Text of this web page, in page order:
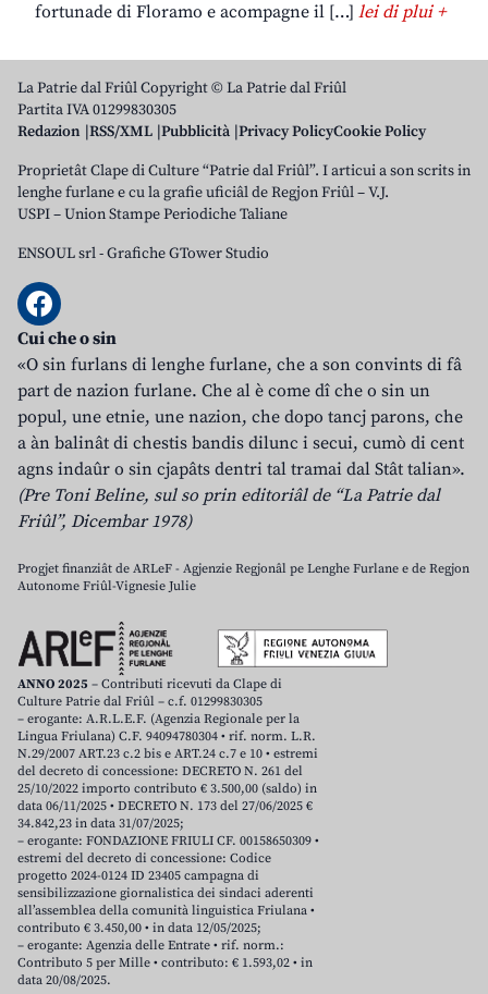
fortunade di Floramo e acompagne il […] lei di plui +
La Patrie dal Friûl Copyright © La Patrie dal Friûl
Partita IVA 01299830305
Redazion RSS/XML Pubblicità Privacy PolicyCookie Policy
Proprietât Clape di Culture “Patrie dal Friûl”. I articui a son scrits in
lenghe furlane e cu la grafie uficiâl de Regjon Friûl – V.J.
USPI – Union Stampe Periodiche Taliane
ENSOUL srl-Grafiche GTower Studio
Cui che o sin
«O sin furlans di lenghe furlane, che a son convints di fâ
part de nazion furlane. Che al è come dî che o sin un
popul, une etnie, une nazion, che dopo tancj parons, che
a àn balinât di chestis bandis dilunc i secui, cumò di cent
agns indaûr o sin cjapâts dentri tal tramai dal Stât talian».
(Pre Toni Beline, sul so prin editoriâl de “La Patrie dal
Friûl”, Dicembar 1978)
Progjet finanziât de ARLeF - Agjenzie Regjonâl pe Lenghe Furlane e de Regjon
Autonome Friûl-Vignesie Julie
ANNO 2025 – Contributi ricevuti da Clape di
Culture Patrie dal Friûl – c.f. 01299830305
– erogante: A.R.L.E.F. (Agenzia Regionale per la
Lingua Friulana) C.F. 94094780304 • rif. norm. L.R.
N.29/2007 ART.23 c.2 bis e ART.24 c.7 e 10 • estremi
del decreto di concessione: DECRETO N. 261 del
25/10/2022 importo contributo € 3.500,00 (saldo) in
data 06/11/2025 • DECRETO N. 173 del 27/06/2025 €
34.842,23 in data 31/07/2025;
– erogante: FONDAZIONE FRIULI CF. 00158650309 •
estremi del decreto di concessione: Codice
progetto 2024-0124 ID 23405 campagna di
sensibilizzazione giornalistica dei sindaci aderenti
all’assemblea della comunità linguistica Friulana •
contributo € 3.450,00 • in data 12/05/2025;
– erogante: Agenzia delle Entrate • rif. norm.:
Contributo 5 per Mille • contributo: € 1.593,02 • in
data 20/08/2025.